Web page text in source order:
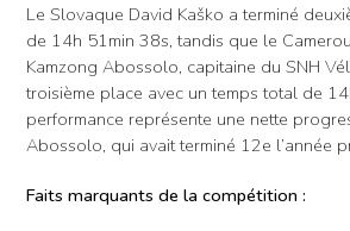
Le Slovaque David Kaško a terminé
de 14h 51min 38s, tandis que le
Kamzong Abossolo, capitaine du SNH
troisième place avec un temps total de
performance représente une nette
Abossolo, qui avait terminé 12e l’année
Faits marquants de la compétition :